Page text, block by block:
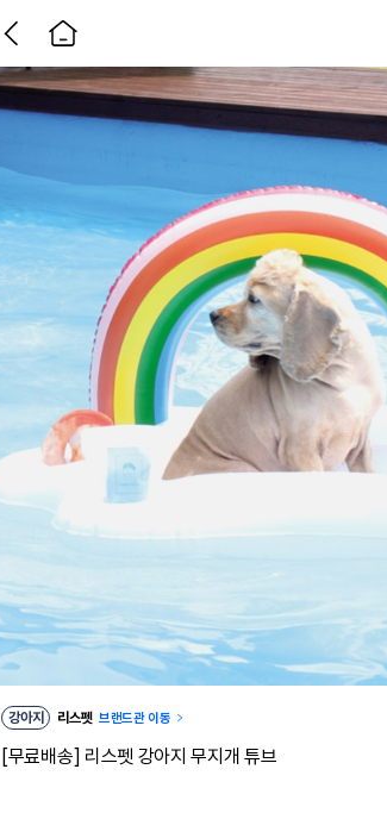
강아지 리스펫 브랜드관 이동
[무료배송] 리스펫 강아지 무지개 튜브